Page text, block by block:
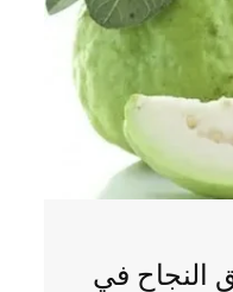
النجاح في